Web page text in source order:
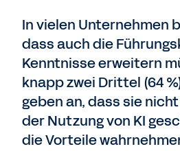
In vielen Unternehmen
dass auch die
Kenntnisse erweitern
knapp zwei Drittel (64
geben an, dass sie
der Nutzung von KI
die Vorteile